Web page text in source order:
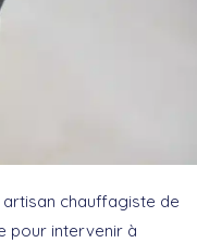
artisan chauffagiste de
pour intervenir à